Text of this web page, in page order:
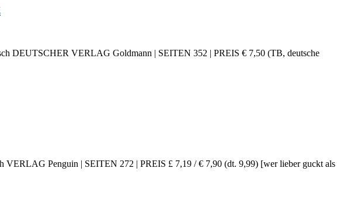
DEUTSCHER VERLAG Goldmann | SEITEN 352 | PREIS € 7,50 (TB, deutsche
Penguin | SEITEN 272 | PREIS £ 7,19 / € 7,90 (dt. 9,99) [wer lieber guckt als